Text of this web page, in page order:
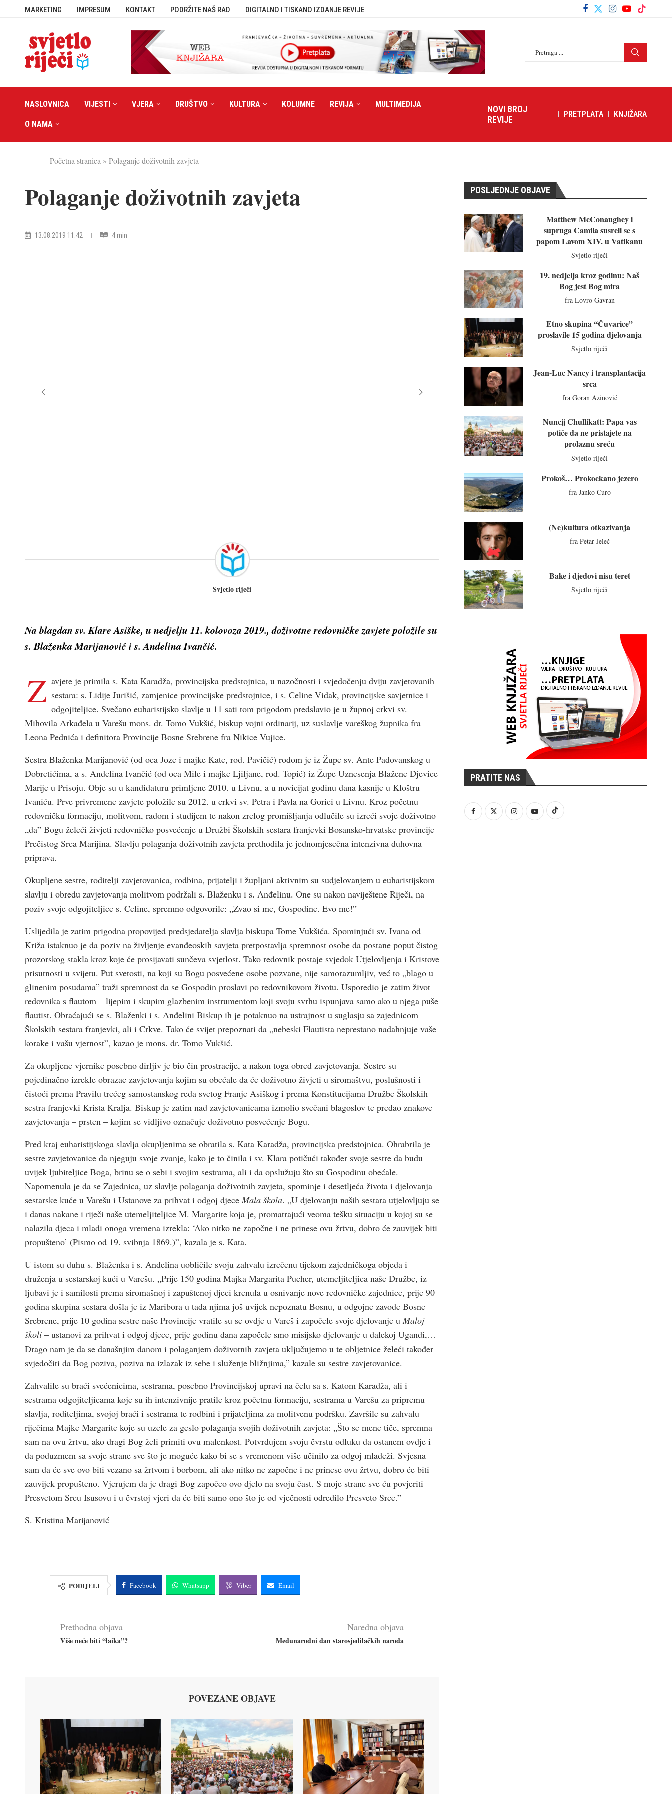
MARKETING IMPRESUM KONTAKT PODRŽITE NAŠ RAD DIGITALNO I TISKANO IZDANJE REVIJE
NASLOVNICA VIJESTI VJERA DRUŠTVO KULTURA KOLUMNE REVIJA MULTIMEDIJA
O NAMA
NOVI BROJ
REVIJE
PRETPLATA KNJIŽARA
Početna stranica » Polaganje doživotnih zavjeta
Polaganje doživotnih zavjeta
13.08.2019 11:42 4 min
Svjetlo riječi
Na blagdan sv. Klare Asiške, u nedjelju 11. kolovoza 2019., doživotne redovničke zavjete položile su
s. Blaženka Marijanović i s. Anđelina Ivančić.
Z avjete je primila s. Kata Karadža, provincijska predstojnica, u nazočnosti i svjedočenju dviju zavjetovanih
sestara: s. Lidije Jurišić, zamjenice provincijske predstojnice, i s. Celine Vidak, provincijske savjetnice i
odgojiteljice. Svečano euharistijsko slavlje u 11 sati tom prigodom predslavio je u župnoj crkvi sv.
Mihovila Arkađela u Varešu mons. dr. Tomo Vukšić, biskup vojni ordinarij, uz suslavlje vareškog župnika fra
Leona Pednića i definitora Provincije Bosne Srebrene fra Nikice Vujice.
Sestra Blaženka Marijanović (od oca Joze i majke Kate, rođ. Pavičić) rodom je iz Župe sv. Ante Padovanskog u
Dobretićima, a s. Anđelina Ivančić (od oca Mile i majke Ljiljane, rođ. Topić) iz Župe Uznesenja Blažene Djevice
Marije u Prisoju. Obje su u kandidaturu primljene 2010. u Livnu, a u novicijat godinu dana kasnije u Kloštru
Ivaniću. Prve privremene zavjete položile su 2012. u crkvi sv. Petra i Pavla na Gorici u Livnu. Kroz početnu
redovničku formaciju, molitvom, radom i studijem te nakon zrelog promišljanja odlučile su izreći svoje doživotno
„da” Bogu želeći živjeti redovničko posvećenje u Družbi Školskih sestara franjevki Bosansko-hrvatske provincije
Prečistog Srca Marijina. Slavlju polaganja doživotnih zavjeta prethodila je jednomjesečna intenzivna duhovna
priprava.
Okupljene sestre, roditelji zavjetovanica, rodbina, prijatelji i župljani aktivnim su sudjelovanjem u euharistijskom
slavlju i obredu zavjetovanja molitvom podržali s. Blaženku i s. Anđelinu. One su nakon naviještene Riječi, na
poziv svoje odgojiteljice s. Celine, spremno odgovorile: „Zvao si me, Gospodine. Evo me!”
Uslijedila je zatim prigodna propovijed predsjedatelja slavlja biskupa Tome Vukšića. Spominjući sv. Ivana od
Križa istaknuo je da poziv na življenje evanđeoskih savjeta pretpostavlja spremnost osobe da postane poput čistog
prozorskog stakla kroz koje će prosijavati sunčeva svjetlost. Tako redovnik postaje svjedok Utjelovljenja i Kristove
prisutnosti u svijetu. Put svetosti, na koji su Bogu posvećene osobe pozvane, nije samorazumljiv, već to „blago u
glinenim posudama” traži spremnost da se Gospodin proslavi po redovnikovom životu. Usporedio je zatim život
redovnika s flautom – lijepim i skupim glazbenim instrumentom koji svoju svrhu ispunjava samo ako u njega puše
flautist. Obraćajući se s. Blaženki i s. Anđelini Biskup ih je potaknuo na ustrajnost u suglasju sa zajednicom
Školskih sestara franjevki, ali i Crkve. Tako će svijet prepoznati da „nebeski Flautista neprestano nadahnjuje vaše
korake i vašu vjernost”, kazao je mons. dr. Tomo Vukšić.
Za okupljene vjernike posebno dirljiv je bio čin prostracije, a nakon toga obred zavjetovanja. Sestre su
pojedinačno izrekle obrazac zavjetovanja kojim su obećale da će doživotno živjeti u siromaštvu, poslušnosti i
čistoći prema Pravilu trećeg samostanskog reda svetog Franje Asiškog i prema Konstitucijama Družbe Školskih
sestra franjevki Krista Kralja. Biskup je zatim nad zavjetovanicama izmolio svečani blagoslov te predao znakove
zavjetovanja – prsten – kojim se vidljivo označuje doživotno posvećenje Bogu.
Pred kraj euharistijskoga slavlja okupljenima se obratila s. Kata Karadža, provincijska predstojnica. Ohrabrila je
sestre zavjetovanice da njeguju svoje zvanje, kako je to činila i sv. Klara potičući također svoje sestre da budu
uvijek ljubiteljice Boga, brinu se o sebi i svojim sestrama, ali i da opslužuju što su Gospodinu obećale.
Napomenula je da se Zajednica, uz slavlje polaganja doživotnih zavjeta, spominje i desetljeća života i djelovanja
sestarske kuće u Varešu i Ustanove za prihvat i odgoj djece Mala škola. „U djelovanju naših sestara utjelovljuju se
i danas nakane i riječi naše utemeljiteljice M. Margarite koja je, promatrajući veoma tešku situaciju u kojoj su se
nalazila djeca i mladi onoga vremena izrekla: ‘Ako nitko ne započne i ne prinese ovu žrtvu, dobro će zauvijek biti
propušteno’ (Pismo od 19. svibnja 1869.)”, kazala je s. Kata.
U istom su duhu s. Blaženka i s. Anđelina uobličile svoju zahvalu izrečenu tijekom zajedničkoga objeda i
druženja u sestarskoj kući u Varešu. „Prije 150 godina Majka Margarita Pucher, utemeljiteljica naše Družbe, iz
ljubavi je i samilosti prema siromašnoj i zapuštenoj djeci krenula u osnivanje nove redovničke zajednice, prije 90
godina skupina sestara došla je iz Maribora u tada njima još uvijek nepoznatu Bosnu, u odgojne zavode Bosne
Srebrene, prije 10 godina sestre naše Provincije vratile su se ovdje u Vareš i započele svoje djelovanje u Maloj
školi – ustanovi za prihvat i odgoj djece, prije godinu dana započele smo misijsko djelovanje u dalekoj Ugandi,…
Drago nam je da se današnjim danom i polaganjem doživotnih zavjeta uključujemo u te obljetnice želeći također
svjedočiti da Bog poziva, poziva na izlazak iz sebe i služenje bližnjima,” kazale su sestre zavjetovanice.
Zahvalile su braći svećenicima, sestrama, posebno Provincijskoj upravi na čelu sa s. Katom Karadža, ali i
sestrama odgojiteljicama koje su ih intenzivnije pratile kroz početnu formaciju, sestrama u Varešu za pripremu
slavlja, roditeljima, svojoj braći i sestrama te rodbini i prijateljima za molitvenu podršku. Završile su zahvalu
riječima Majke Margarite koje su uzele za geslo polaganja svojih doživotnih zavjeta: „Što se mene tiče, spremna
sam na ovu žrtvu, ako dragi Bog želi primiti ovu malenkost. Potvrđujem svoju čvrstu odluku da ostanem ovdje i
da poduzmem sa svoje strane sve što je moguće kako bi se s vremenom više učinilo za odgoj mladeži. Svjesna
sam da će sve ovo biti vezano sa žrtvom i borbom, ali ako nitko ne započne i ne prinese ovu žrtvu, dobro će biti
zauvijek propušteno. Vjerujem da je dragi Bog započeo ovo djelo na svoju čast. S moje strane sve ću povjeriti
Presvetom Srcu Isusovu i u čvrstoj vjeri da će biti samo ono što je od vječnosti odredilo Presveto Srce.”
S. Kristina Marijanović
PODIJELI Facebook Whatsapp Viber Email
Prethodna objava
Više neće biti “laika”?
Naredna objava
Međunarodni dan starosjedilačkih naroda
POVEZANE OBJAVE
POSLJEDNJE OBJAVE
Matthew McConaughey i
supruga Camila susreli se s
papom Lavom XIV. u Vatikanu
Svjetlo riječi
19. nedjelja kroz godinu: Naš
Bog jest Bog mira
fra Lovro Gavran
Etno skupina “Čuvarice”
proslavile 15 godina djelovanja
Svjetlo riječi
Jean-Luc Nancy i transplantacija
srca
fra Goran Azinović
Nuncij Chullikatt: Papa vas
potiče da ne pristajete na
prolaznu sreću
Svjetlo riječi
Prokoš… Prokockano jezero
fra Janko Ćuro
(Ne)kultura otkazivanja
fra Petar Jeleč
Bake i djedovi nisu teret
Svjetlo riječi
PRATITE NAS